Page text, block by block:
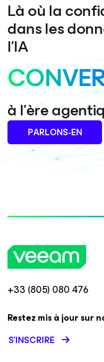
Là où la
dans les
l’IA
à l’ère
PARLONS-EN
+33 (805) 080 476
Restez mis à jour sur
S’INSCRIRE